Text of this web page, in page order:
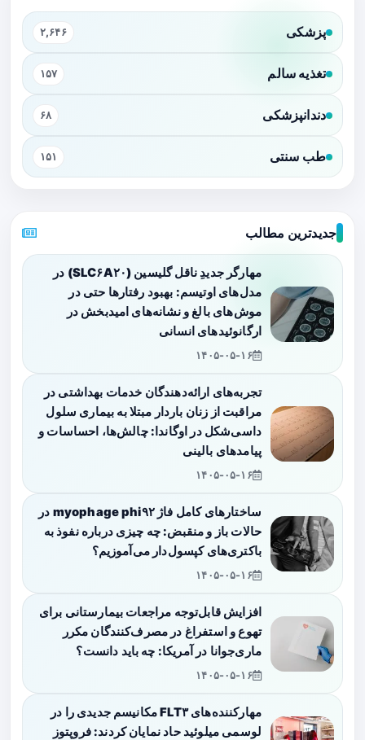
پزشکی ۲,۶۴۶
تغذیه سالم ۱۵۷
دندانپزشکی ۶۸
طب سنتی ۱۵۱
جدیدترین مطالب
مهارگر جدیدِ ناقل گلیسین (SLC۶A۲۰) در
مدل‌های اوتیسم: بهبود رفتارها حتی در
موش‌های بالغ و نشانه‌های امیدبخش در
ارگانوئیدهای انسانی
۱۴۰۵-۰۵-۱۶
تجربه‌های ارائه‌دهندگان خدمات بهداشتی در
مراقبت از زنان باردار مبتلا به بیماری سلول
داسی‌شکل در اوگاندا: چالش‌ها، احساسات و
پیامدهای بالینی
۱۴۰۵-۰۵-۱۶
ساختارهای کامل فاژ myophage phi۹۲ در
حالات باز و منقبض: چه چیزی درباره نفوذ به
باکتری‌های کپسول‌دار می‌آموزیم؟
۱۴۰۵-۰۵-۱۶
افزایش قابل‌توجه مراجعات بیمارستانی برای
تهوع و استفراغ در مصرف‌کنندگان مکرر
ماری‌جوانا در آمریکا: چه باید دانست؟
۱۴۰۵-۰۵-۱۶
مهارکننده‌های FLT۳ مکانیسم جدیدی را در
لوسمی میلوئید حاد نمایان کردند: فروپتوز